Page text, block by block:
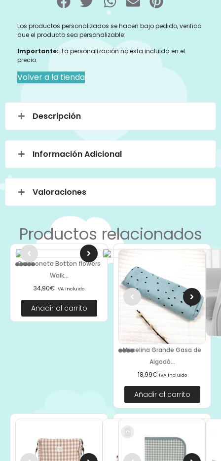
Los productos personalizados se hacen bajo pedido, verifica
que el producto sea personalizable:
Importante: La personalización no esta incluida en el
precio.
Volver a la tienda
Descripción
Información Adicional
Valoraciones
Productos relacionados
Colchoneta Botton flowers
Walk...
34,90€ IVA Incluido
Añadir al carrito
Muselina Grande Gasa de
Algodó...
18,99€ IVA Incluido
Añadir al carrito